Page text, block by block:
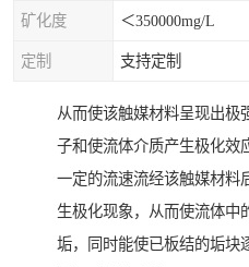
矿化度 ＜350000mg/L
定制 支持定制
从而使该触媒材料呈现出极
子和使流体介质产生极化效
一定的流速流经该触媒材料
生极化现象，从而使流体中
垢，同时能使已板结的垢块